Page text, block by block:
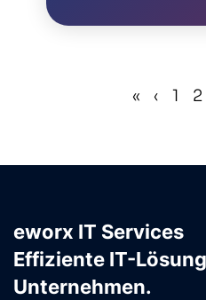
« ‹ 1 2
eworx IT Services
Effiziente IT-
Unternehmen.